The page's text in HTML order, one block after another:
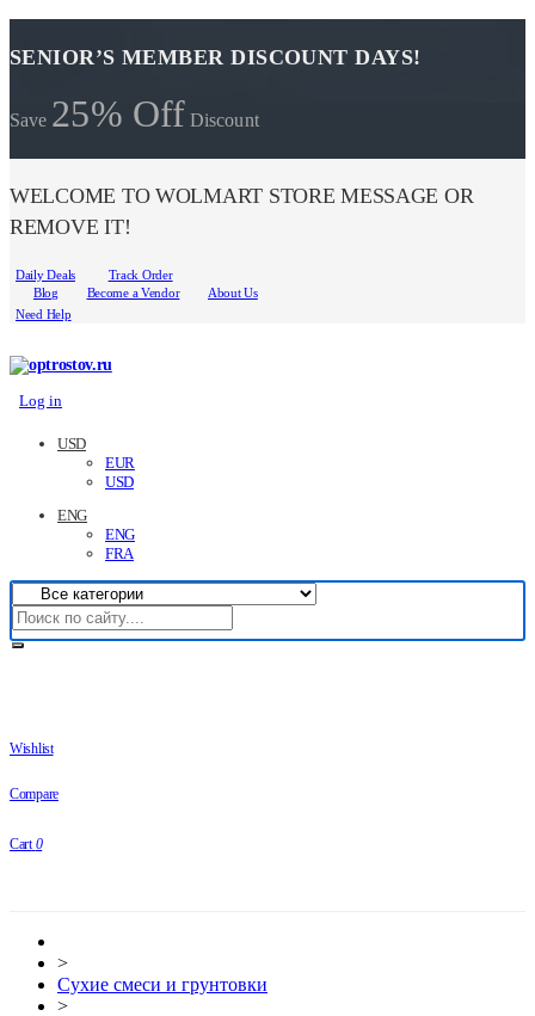
SENIOR’S MEMBER DISCOUNT DAYS!
Save 25% Off Discount
WELCOME TO WOLMART STORE MESSAGE OR
REMOVE IT!
Daily Deals
Track Order
Blog
Become a Vendor
About Us
Need Help
Log in
USD
EUR
USD
ENG
ENG
FRA
Wishlist
Compare
Cart 0
>
Сухие смеси и грунтовки
>